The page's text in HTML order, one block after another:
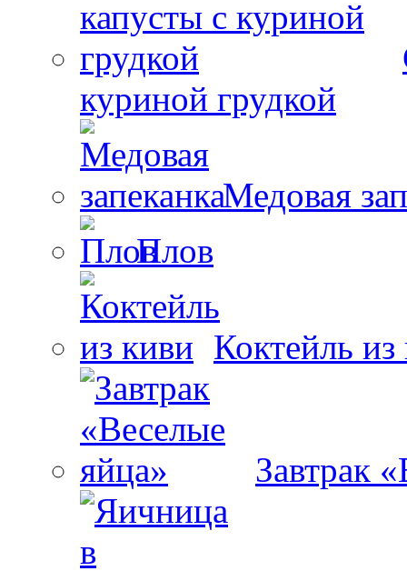
куриной грудкой
Медовая
Плов
Коктейль из
Завтрак